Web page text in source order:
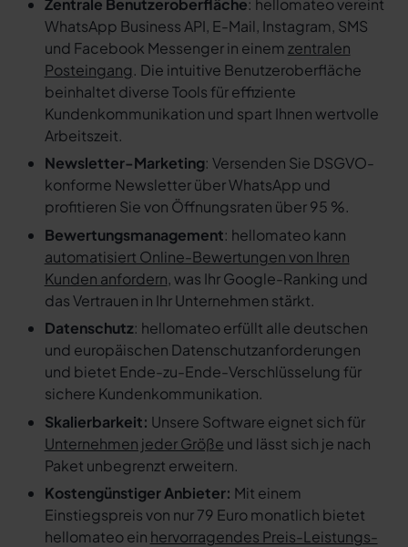
Zentrale Benutzeroberfläche: hellomateo vereint
WhatsApp Business API, E-Mail, Instagram, SMS
und Facebook Messenger in einem zentralen
Posteingang. Die intuitive Benutzeroberfläche
beinhaltet diverse Tools für effiziente
Kundenkommunikation und spart Ihnen wertvolle
Arbeitszeit.
Newsletter-Marketing: Versenden Sie DSGVO-
konforme Newsletter über WhatsApp und
profitieren Sie von Öffnungsraten über 95 %.
Bewertungsmanagement: hellomateo kann
automatisiert Online-Bewertungen von Ihren
Kunden anfordern, was Ihr Google-Ranking und
das Vertrauen in Ihr Unternehmen stärkt.
Datenschutz: hellomateo erfüllt alle deutschen
und europäischen Datenschutzanforderungen
und bietet Ende-zu-Ende-Verschlüsselung für
sichere Kundenkommunikation.
Skalierbarkeit: Unsere Software eignet sich für
Unternehmen jeder Größe und lässt sich je nach
Paket unbegrenzt erweitern.
Kostengünstiger Anbieter: Mit einem
Einstiegspreis von nur 79 Euro monatlich bietet
hellomateo ein hervorragendes Preis-Leistungs-